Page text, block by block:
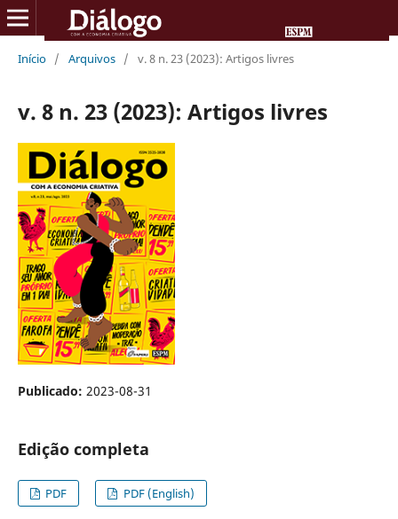
Início / Arquivos / v. 8 n. 23 (2023): Artigos livres
v. 8 n. 23 (2023): Artigos livres
Publicado: 2023-08-31
Edição completa
PDF PDF (English)